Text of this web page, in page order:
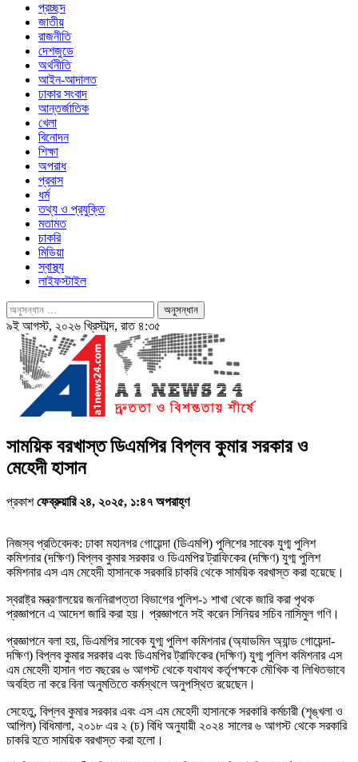
প্রচ্ছদ
জাতীয়
রাজনীতি
দেশজুডে
অর্থনীতি
আইন-আদালত
ঢাকার সংবাদ
আন্তর্জাতিক
খেলা
বিনোদন
শিক্ষা
অপরাধ
প্রবাস
ধর্ম
তথ্য ও প্রযুক্তি
মতামত
চাকরি
মিডিয়া
স্বাস্থ্য
লাইফস্টাইল
৯ই আগস্ট, ২০২৬ খ্রিস্টাব্দ, রাত ৪:৩৫
সাময়িক বরখাস্ত ডিএমপির বিপ্লব কুমার সরকার ও
মেহেদী হাসান
প্রকাশফেব্রুয়ারি ২৪, ২০২৫, ১:৪৭ অপরাহ্ণ
নিজস্ব প্রতিবেদক: ঢাকা মহানগর গোয়েন্দা (ডিএমপি) পুলিশের সাবেক যুগ্ম পুলিশ
কমিশনার (দক্ষিণ) বিপ্লব কুমার সরকার ও ডিএমপির ট্রাফিকের (দক্ষিণ) যুগ্ম পুলিশ
কমিশনার এস এম মেহেদী হাসানকে সরকারি চাকরি থেকে সাময়িক বরখাস্ত করা হয়েছে।
স্বরাষ্ট্র মন্ত্রণালয়ের জননিরাপত্তা বিভাগের পুলিশ-১ শাখা থেকে জারি করা পৃথক
প্রজ্ঞাপনে এ আদেশ জারি করা হয়। প্রজ্ঞাপনে সই করেন সিনিয়র সচিব নাসিমুল গণি।
প্রজ্ঞাপনে বলা হয়, ডিএমপির সাবেক যুগ্ম পুলিশ কমিশনার (অ্যাডমিন অ্যান্ড গোয়েন্দা-
দক্ষিণ) বিপ্লব কুমার সরকার এবং ডিএমপির ট্রাফিকের (দক্ষিণ) যুগ্ম পুলিশ কমিশনার এস
এম মেহেদী হাসান গত বছরের ৬ আগস্ট থেকে যথাযথ কর্তৃপক্ষকে মৌখিক বা লিখিতভাবে
অবহিত না করে বিনা অনুমতিতে কর্মস্থলে অনুপস্থিত রয়েছেন।
সেহেতু, বিপ্লব কুমার সরকার এবং এস এম মেহেদী হাসানকে সরকারি কর্মচারী (শৃঙ্খলা ও
আপিল) বিধিমালা, ২০১৮ এর ২ (চ) বিধি অনুযায়ী ২০২৪ সালের ৬ আগস্ট থেকে সরকারি
চাকরি হতে সাময়িক বরখাস্ত করা হলো।